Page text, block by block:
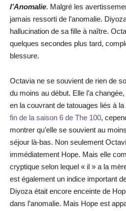
l’Anomalie. Malgré les
jamais ressorti de l’anomalie.
hallucination de sa fille à naître.
quelques secondes plus tard,
blessure.
Octavia ne se souvient de rien de
du moins au début. Elle l’a
en la couvrant de tatouages liés à la
fin de la saison 6 de The 100,
montrer qu’elle se souvient au
séjour là-bas. Non seulement
immédiatement Hope. Mais elle
cryptique selon lequel « il » a la
est également un indice important
Diyoza était encore enceinte de
dans l’anomalie. Mais Hope est